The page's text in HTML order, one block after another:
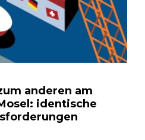
anderen am
identische